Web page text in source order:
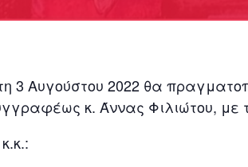
3 Αυγούστου 2022 θα
κ. Άννας Φιλιώτου, με